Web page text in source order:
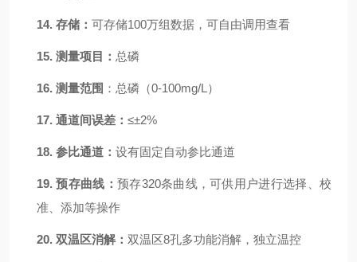
14. 存储： 可存储100万组数据，可自由调用查看
15. 测量项目： 总磷
16. 测量范围 ：总磷（0-100mg/L）
17. 通道间误差： ≤±2%
18. 参比通道： 设有固定自动参比通道
19.预存曲线： 预存320条曲线，可供用户进行选择、校
准、添加等操作
20. 双温区消解： 双温区8孔多功能消解 ， 独立温控